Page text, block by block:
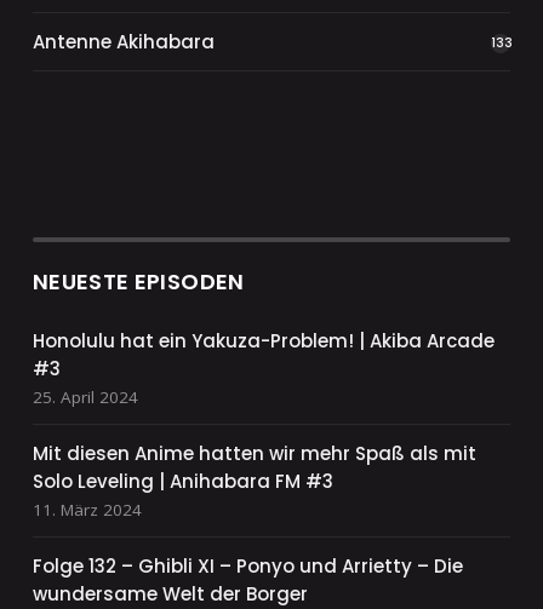
Antenne Akihabara 133
NEUESTE EPISODEN
Honolulu hat ein Yakuza-Problem! | Akiba Arcade
#3
25. April 2024
Mit diesen Anime hatten wir mehr Spaß als mit
Solo Leveling | Anihabara FM #3
11. März 2024
Folge 132 – Ghibli XI – Ponyo und Arrietty – Die
wundersame Welt der Borger